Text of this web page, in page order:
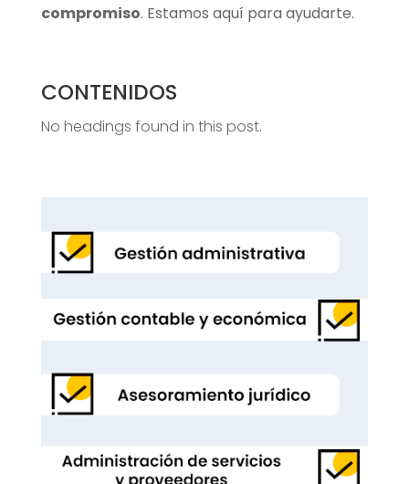
compromiso. Estamos aquí para ayudarte.
CONTENIDOS
No headings found in this post.